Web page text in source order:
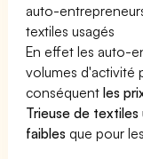
auto-
textiles usagés
En effet les auto-
volumes d'activité
conséquentles
Trieuse de textiles
faibles que pour